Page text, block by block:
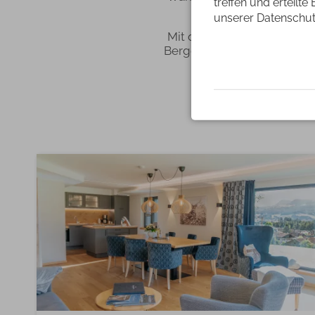
Deinen Urlaub im
Mit dem Bergzauber
Berge in vollen Zügen
Entdecke jetzt
unserer